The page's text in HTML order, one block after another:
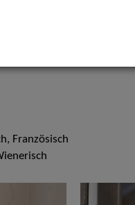
Französisch